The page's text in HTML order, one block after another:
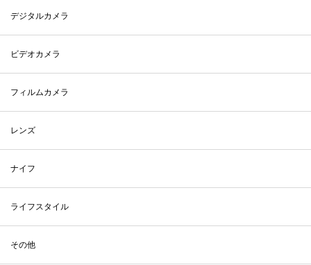
デジタルカメラ
ビデオカメラ
フィルムカメラ
レンズ
ナイフ
ライフスタイル
その他